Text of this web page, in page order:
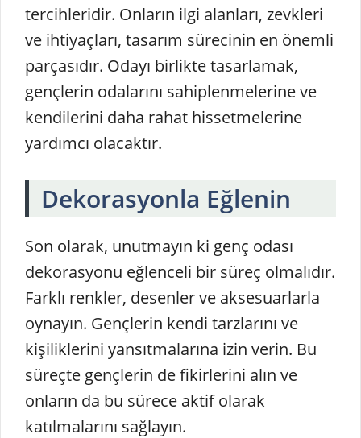
tercihleridir. Onların ilgi alanları, zevkleri
ve ihtiyaçları, tasarım sürecinin en önemli
parçasıdır. Odayı birlikte tasarlamak,
gençlerin odalarını sahiplenmelerine ve
kendilerini daha rahat hissetmelerine
yardımcı olacaktır.
Dekorasyonla Eğlenin
Son olarak, unutmayın ki genç odası
dekorasyonu eğlenceli bir süreç olmalıdır.
Farklı renkler, desenler ve aksesuarlarla
oynayın. Gençlerin kendi tarzlarını ve
kişiliklerini yansıtmalarına izin verin. Bu
süreçte gençlerin de fikirlerini alın ve
onların da bu sürece aktif olarak
katılmalarını sağlayın.